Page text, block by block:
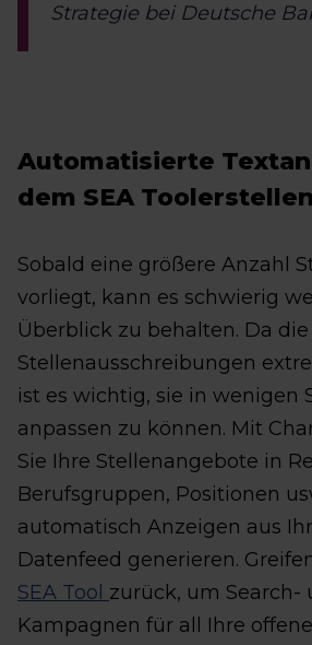
Strategie bei Deutsche
Automatisierte
dem SEA Toolerstellen
Sobald eine größere Anzahl
vorliegt, kann es schwierig
Überblick zu behalten. Da
Stellenausschreibungen
ist es wichtig, sie in wenigen
anpassen zu können. Mit
Sie Ihre Stellenangebote in
Berufsgruppen, Positionen
automatisch Anzeigen aus
Datenfeed generieren.
SEA Tool zurück, um Search-
Kampagnen für all Ihre